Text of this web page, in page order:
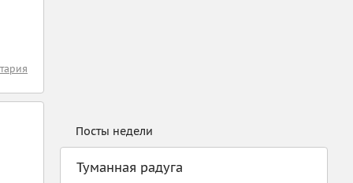
Посты недели
Туманная радуга